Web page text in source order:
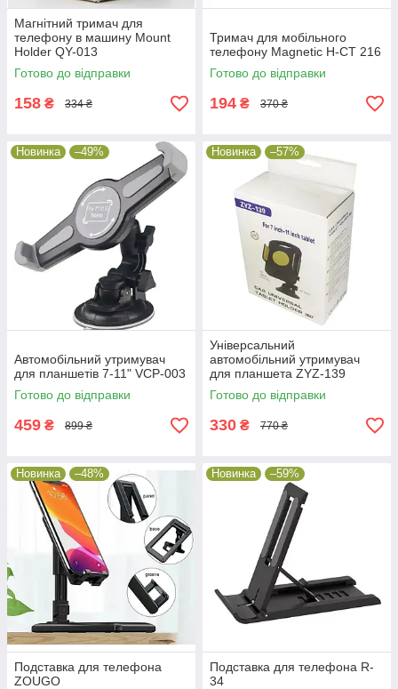
Магнітний тримач для
телефону в машину Mount
Holder QY-013
Готово до відправки
158 ₴ 334 ₴
Тримач для мобільного
телефону Magnetic H-CT 216
Готово до відправки
194 ₴ 370 ₴
Новинка –49%
Автомобільний утримувач
для планшетів 7-11" VCP-003
Готово до відправки
459 ₴ 899 ₴
Новинка –57%
Універсальний
автомобільний утримувач
для планшета ZYZ-139
Готово до відправки
330 ₴ 770 ₴
Новинка –48%
Подставка для телефона
ZOUGO
Новинка –59%
Подставка для телефона R-
34